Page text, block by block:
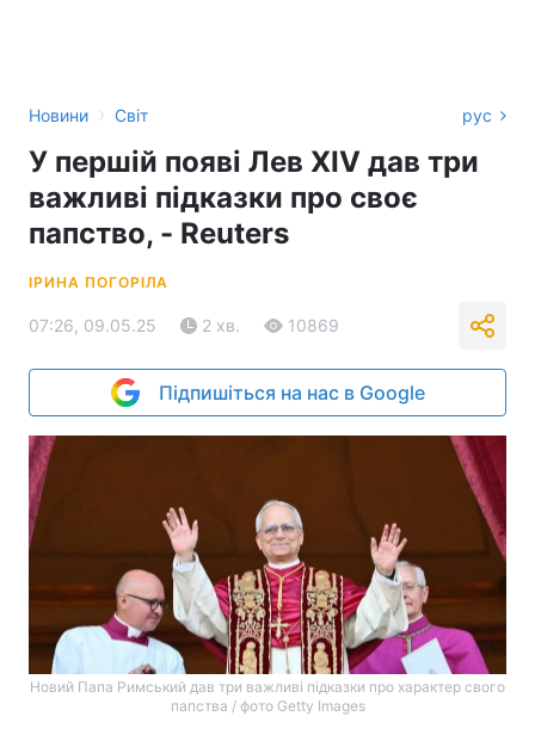
Новини › Світ рус
У першій появі Лев XIV дав три
важливі підказки про своє
папство, - Reuters
ІРИНА ПОГОРІЛА
07:26, 09.05.25 2 хв. 10869
Підпишіться на нас в Google
Новий Папа Римський дав три важливі підказки про характер свого
папства / фото Getty Images